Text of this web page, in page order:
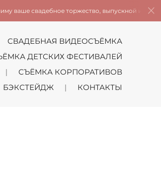
СВАДЕБНАЯ ВИДЕОСЪЁМКА
ДЕТСКИХ ФЕСТИВАЛЕЙ
СЪЁМКА КОРПОРАТИВОВ
БЭКСТЕЙДЖ КОНТАКТЫ
торжество, выпускной из детского сада и